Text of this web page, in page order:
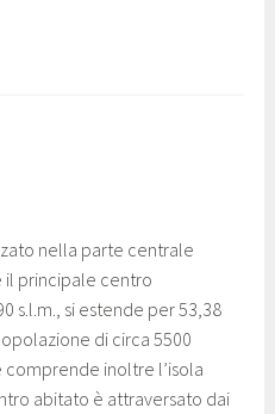
nella parte centrale
il principale centro
s.l.m., si estende per 53,38
di circa 5500
inoltre l’isola
abitato è attraversato dai